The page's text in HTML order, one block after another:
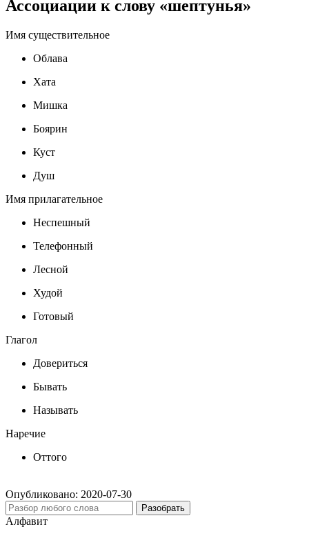
Ассоциации к слову «шептунья»
Имя существительное
Облава
Хата
Мишка
Боярин
Куст
Душ
Имя прилагательное
Неспешный
Телефонный
Лесной
Худой
Готовый
Глагол
Довериться
Бывать
Называть
Наречие
Оттого
Опубликовано: 2020-07-30
Разобрать
Алфавит